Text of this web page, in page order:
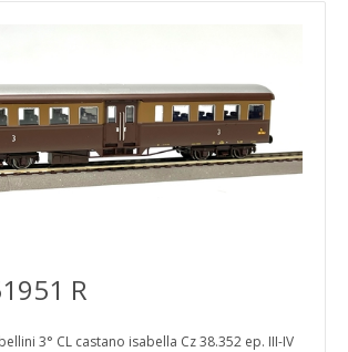
R
3° CL castano isabella Cz 38.352 ep. III-IV